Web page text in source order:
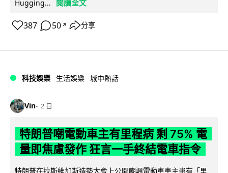
Hugging...
閱讀全文
387 50 ↗ 分享
科技娛樂 生活娛樂 城中熱話
Vin 2 日
特朗普嘲電動車主有里程病 剩 75% 電
量即焦慮發作 狂言一手終結電車指令
特朗普在拉斯維加斯造勢大會上公開嘲諷電動車車主患有「里